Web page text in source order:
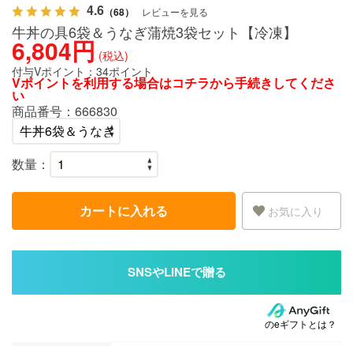
4.6 （68） レビューを見る
牛丼の具6袋＆うなぎ蒲焼3袋セット【冷凍】
6,804円 (税込)
付与Vポイント： 34ポイント
Vポイントを利用する場合はコチラから手続きしてくださ
い
商品番号： 666830
数量：
カートに入れる お気に入り
のeギフトとは？